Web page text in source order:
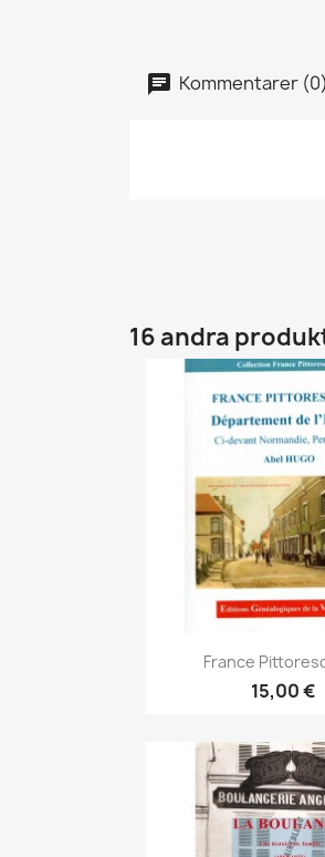
Kommentarer (0)
16 andra

France
15,00 €